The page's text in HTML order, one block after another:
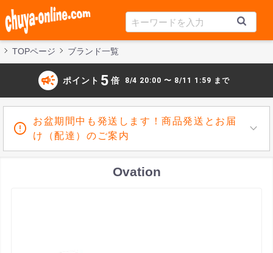
TOPページ ブランド一覧
campaign ポイント 5 倍 8/4 20:00 〜 8/11 1:59 まで
お盆期間中も発送します！商品発送とお届
け（配達）のご案内
Ovation